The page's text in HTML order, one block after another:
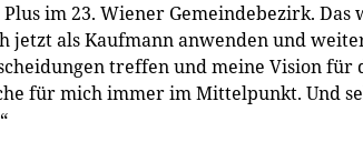
im 23. Wiener Gemeindebezirk. Das
jetzt als Kaufmann anwenden und
treffen und meine Vision
für mich immer im Mittelpunkt. Und